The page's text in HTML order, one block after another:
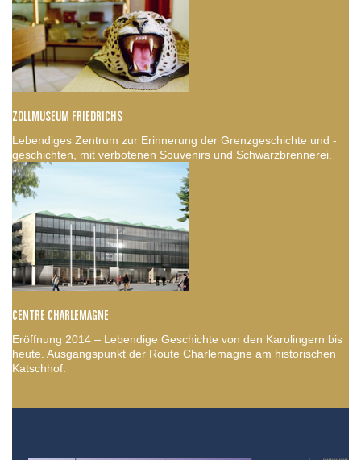
ZOLLMUSEUM FRIEDRICHS
Lebendiges Zentrum zur Erinnerung der Grenzgeschichte und -
geschichten, mit verbotenen Souvenirs und Schwarzbrennerei.
CENTRE CHARLEMAGNE
Eröffnung 2014 – Lebendige Geschichte von den Karolingern bis
heute. Ausgangspunkt der Route Charlemagne am historischen
Katschhof.